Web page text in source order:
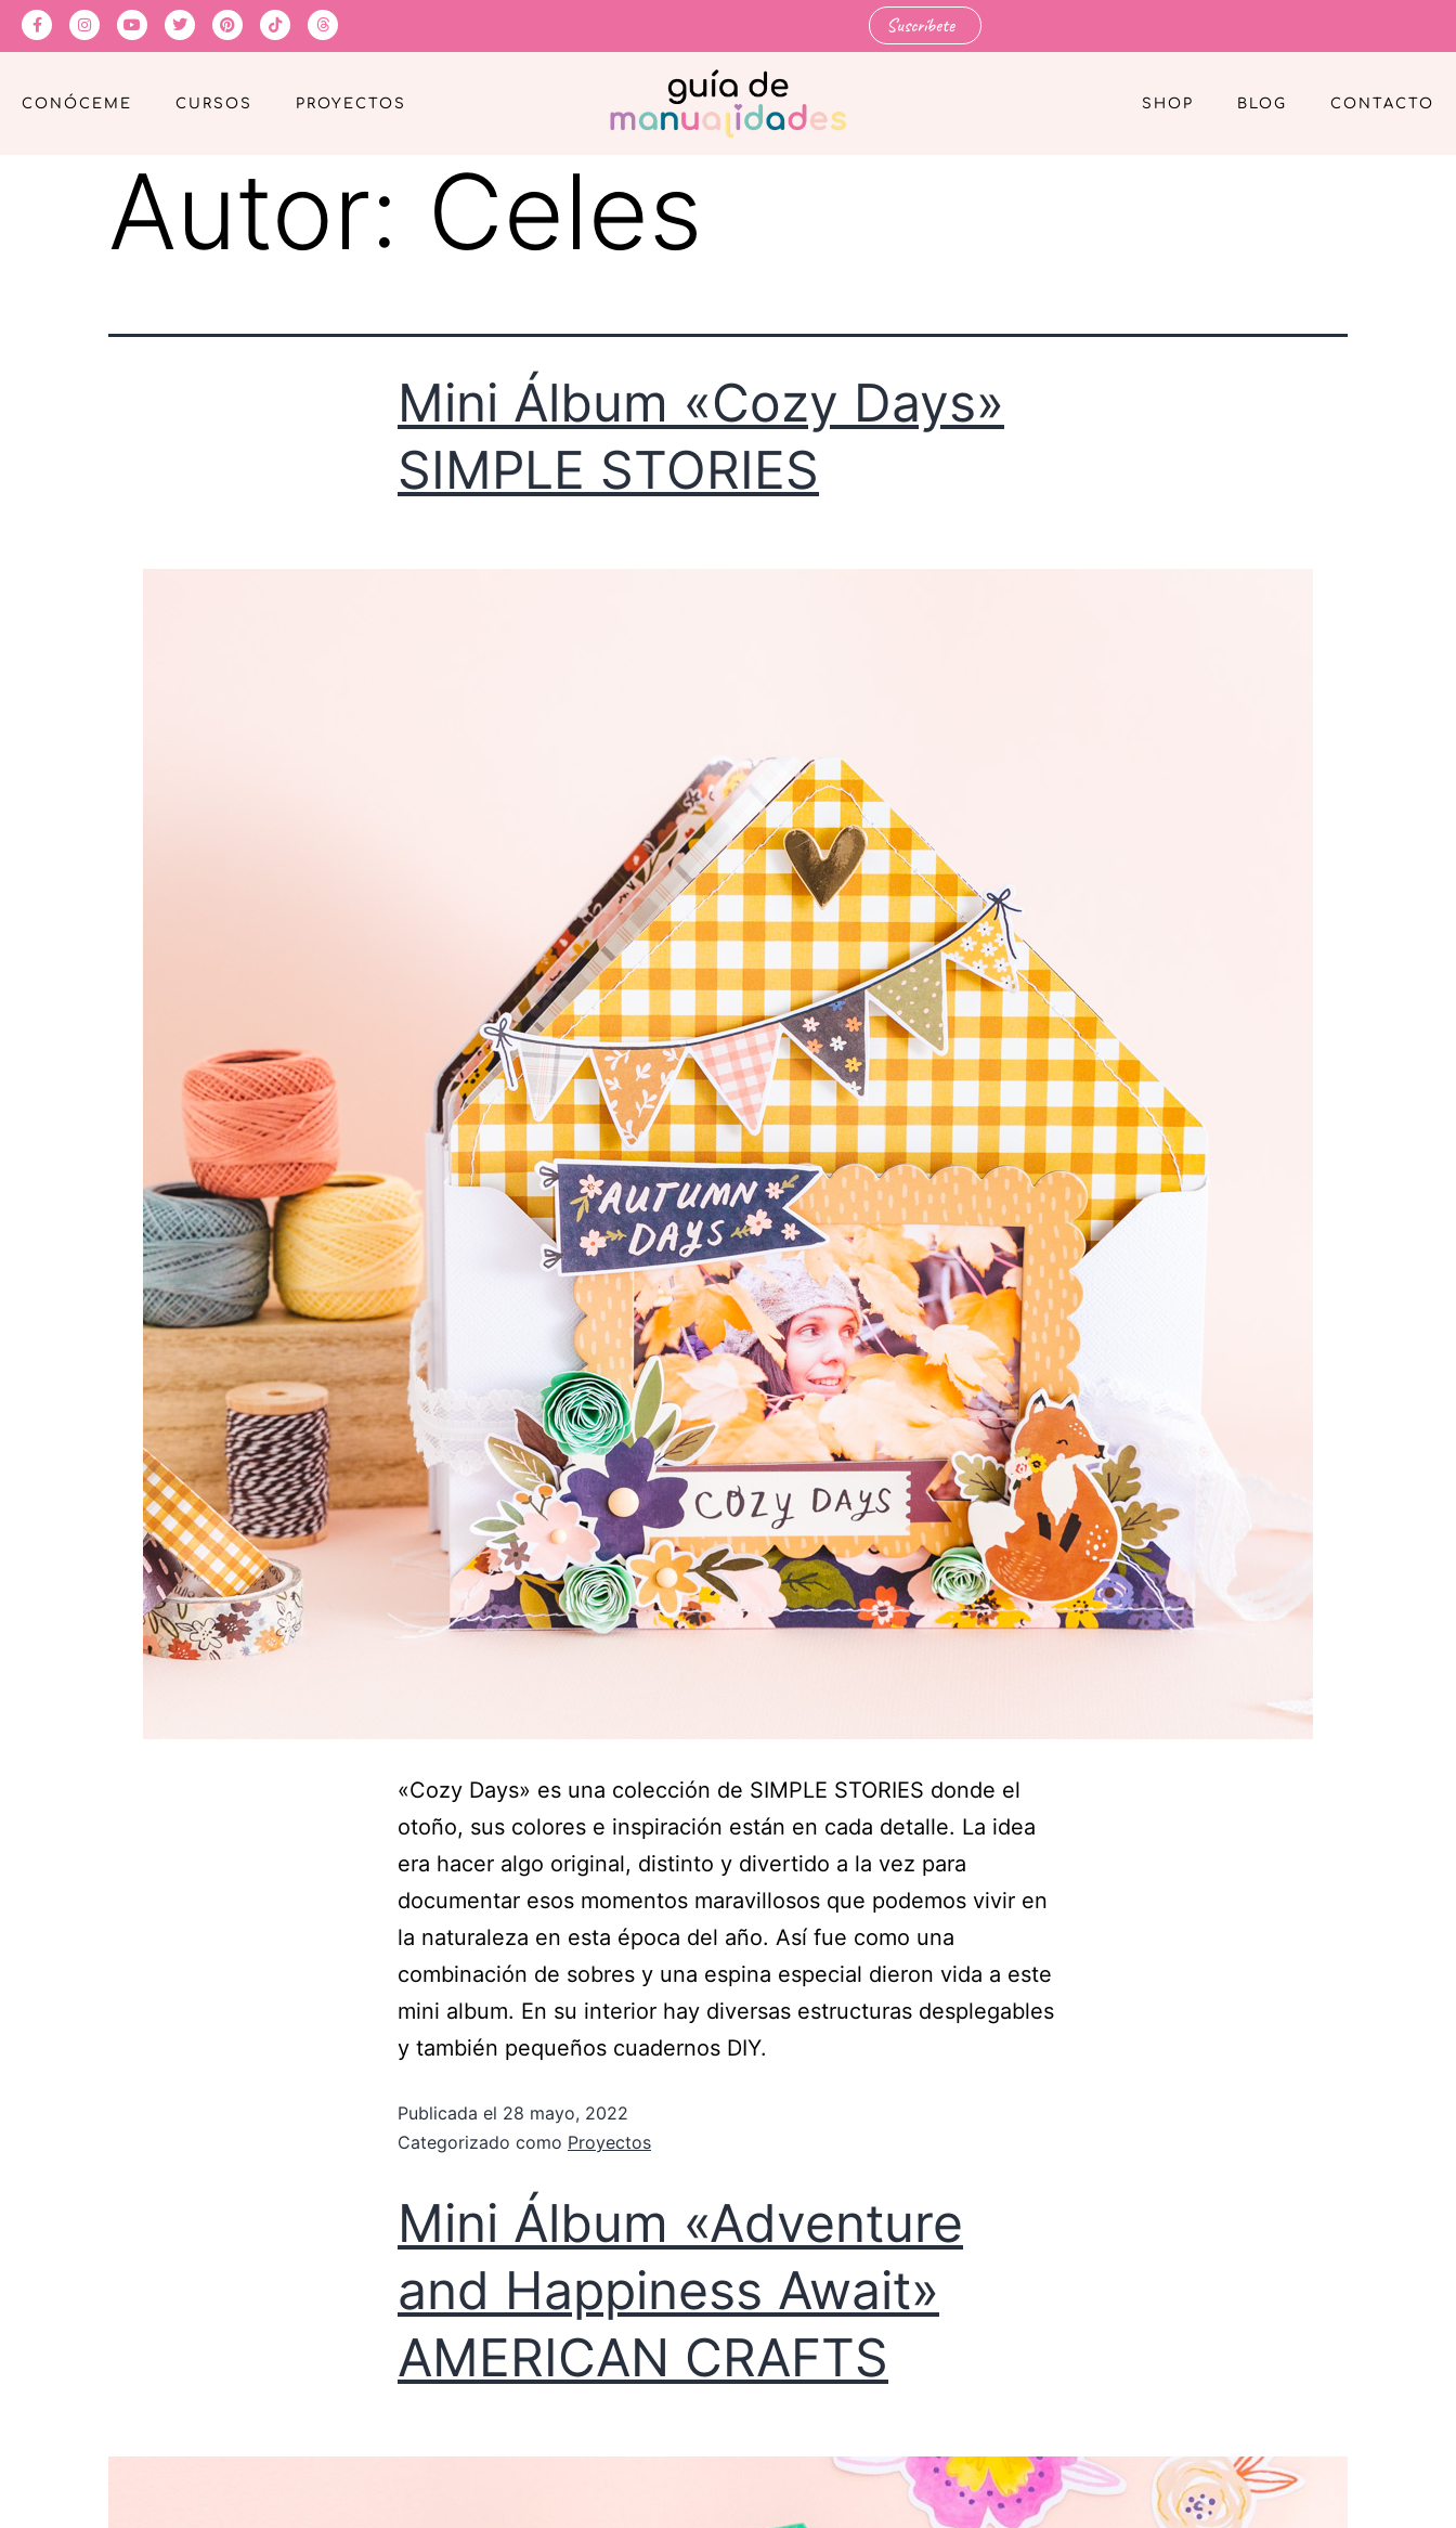
Suscríbete
CONÓCEME CURSOS PROYECTOS SHOP BLOG CONTACTO
Autor: Celes
Mini Álbum «Cozy Days»
SIMPLE STORIES
«Cozy Days» es una colección de SIMPLE STORIES donde el
otoño, sus colores e inspiración están en cada detalle. La idea
era hacer algo original, distinto y divertido a la vez para
documentar esos momentos maravillosos que podemos vivir en
la naturaleza en esta época del año. Así fue como una
combinación de sobres y una espina especial dieron vida a este
mini album. En su interior hay diversas estructuras desplegables
y también pequeños cuadernos DIY.
Publicada el 28 mayo, 2022
Categorizado como Proyectos
Mini Álbum «Adventure
and Happiness Await»
AMERICAN CRAFTS